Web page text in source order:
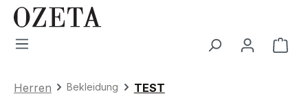
Zum Hauptinhalt springen
Herren Bekleidung TEST